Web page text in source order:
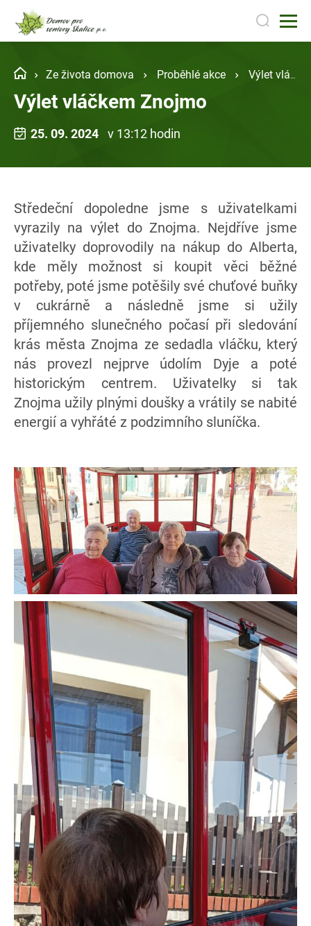
Ze života domova Proběhlé akce Výlet vláčkem Znojmo
Výlet vláčkem Znojmo
25. 09. 2024 v 13:12 hodin
Středeční dopoledne jsme s uživatelkami
vyrazily na výlet do Znojma. Nejdříve jsme
uživatelky doprovodily na nákup do Alberta,
kde měly možnost si koupit věci běžné
potřeby, poté jsme potěšily své chuťové buňky
v cukrárně a následně jsme si užily
příjemného slunečného počasí při sledování
krás města Znojma ze sedadla vláčku, který
nás provezl nejprve údolím Dyje a poté
historickým centrem. Uživatelky si tak
Znojma užily plnými doušky a vrátily se nabité
energií a vyhřáté z podzimního sluníčka.